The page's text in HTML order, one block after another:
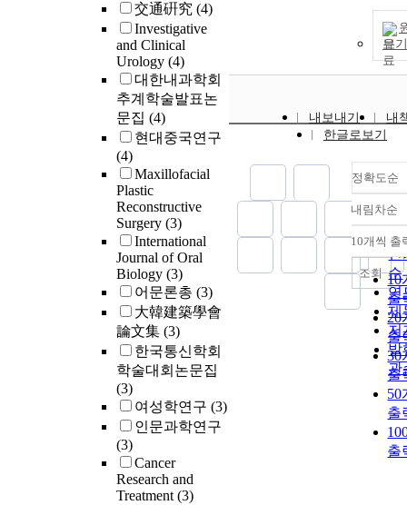
交通硏究 (4)
Investigative
and Clinical
Urology (4)
대한내과학회
추계학술발표논
문집 (4)
현대중국연구
(4)
Maxillofacial
Plastic
Reconstructive
Surgery (3)
International
Journal of Oral
Biology (3)
어문론총 (3)
大韓建築學會
論文集 (3)
한국통신학회
학술대회논문집
(3)
여성학연구 (3)
인문과학연구
(3)
Cancer
Research and
Treatment(3)
보기
내보내기
내
한글로보기
정확도순
정
순
인
순
연
제
저
발
관
내림차순
10개씩 출
10
출
20
출
30
출
50
출
출
조회